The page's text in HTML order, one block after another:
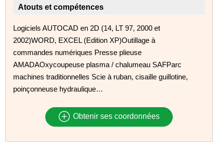
Atouts et compétences
Logiciels AUTOCAD en 2D (14, LT 97, 2000 et
2002)WORD, EXCEL (Edition XP)Outillage à
commandes numériques Presse plieuse
AMADAOxycoupeuse plasma / chalumeau SAFParc
machines traditionnelles Scie à ruban, cisaille guillotine,
poinçonneuse hydraulique…
Obtenir ses coordonnées